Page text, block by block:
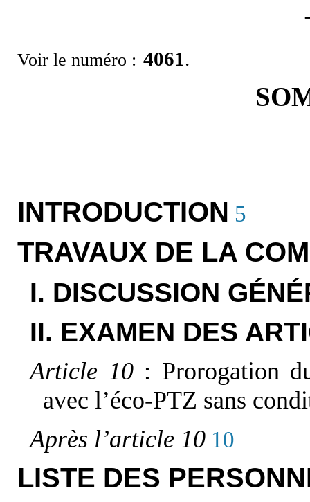
Voir le numéro : 4061.
INTRODUCTION 5
TRAVAUX DE LA
I. DISCUSSION
II. EXAMEN DES
Article 10 : Prorogation
avec l’éco-PTZ sans
Après l’article 10 10
LISTE DES